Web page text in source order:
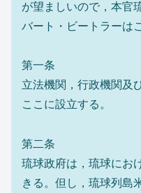
が望ましいので，本官
バート・ビートラーは
第一条
立法機関，行政機関及
ここに設立する。
第二条
琉球政府は，琉球にお
きる。但し，琉球列島